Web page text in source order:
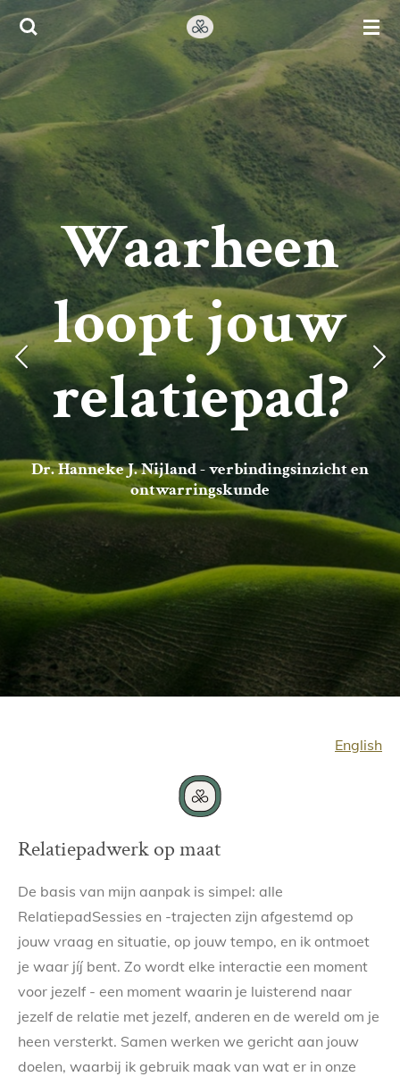
Ga
direct
naar
de
hoofdinhoud
Waarheen
loopt jouw
relatiepad?
Dr.Hanneke J. Nijland - verbindingsinzicht en
ontwarringskunde
English
Relatiepadwerk op maat
De basis van mijn aanpak is simpel: alle
RelatiepadSessies en -trajecten zijn afgestemd op
jouw vraag en situatie, op jouw tempo, en ik ontmoet
je waar jíj bent. Zo wordt elke interactie een moment
voor jezelf - een moment waarin je luisterend naar
jezelf de relatie met jezelf, anderen en de wereld om je
heen versterkt. Samen werken we gericht aan jouw
doelen, waarbij ik gebruik maak van wat er in onze